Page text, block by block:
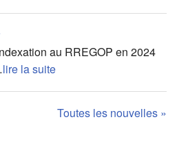
au RREGOP en 2024
lire la suite
Toutes les nouvelles »